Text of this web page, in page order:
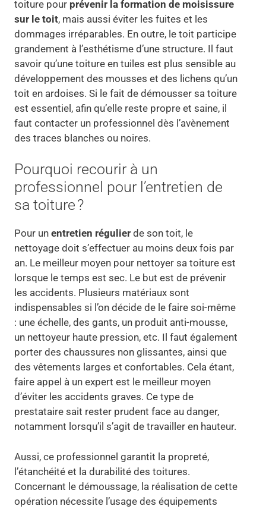
toiture pour prévenir la formation de moisissure
sur le toit, mais aussi éviter les fuites et les
dommages irréparables. En outre, le toit participe
grandement à l’esthétisme d’une structure. Il faut
savoir qu’une toiture en tuiles est plus sensible au
développement des mousses et des lichens qu’un
toit en ardoises. Si le fait de démousser sa toiture
est essentiel, afin qu’elle reste propre et saine, il
faut contacter un professionnel dès l’avènement
des traces blanches ou noires.
Pourquoi recourir à un
professionnel pour l’entretien de
sa toiture ?
Pour un entretien régulierde son toit, le
nettoyage doit s’effectuer au moins deux fois par
an. Le meilleur moyen pour nettoyer sa toiture est
lorsque le temps est sec. Le but est de prévenir
les accidents. Plusieurs matériaux sont
indispensables si l’on décide de le faire soi-même
: une échelle, des gants, un produit anti-mousse,
un nettoyeur haute pression, etc. Il faut également
porter des chaussures non glissantes, ainsi que
des vêtements larges et confortables. Cela étant,
faire appel à un expert est le meilleur moyen
d’éviter les accidents graves. Ce type de
prestataire sait rester prudent face au danger,
notamment lorsqu’il s’agit de travailler en hauteur.
Aussi, ce professionnel garantit la propreté,
l’étanchéité et la durabilité des toitures.
Concernant le démoussage, la réalisation de cette
opération nécessite l’usage des équipements